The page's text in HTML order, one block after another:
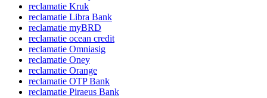
reclamatie Kruk
reclamatie Libra Bank
reclamatie myBRD
reclamatie ocean credit
reclamatie Omniasig
reclamatie Oney
reclamatie Orange
reclamatie OTP Bank
reclamatie Piraeus Bank